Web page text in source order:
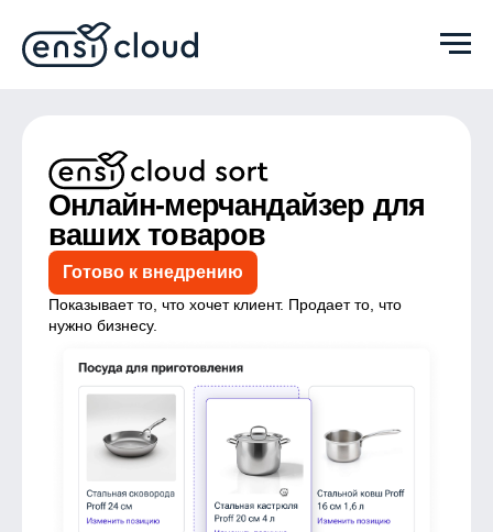
Онлайн-мерчандайзер для
ваших товаров
Готово к внедрению
Показывает то, что хочет клиент. Продает то, что
нужно бизнесу.